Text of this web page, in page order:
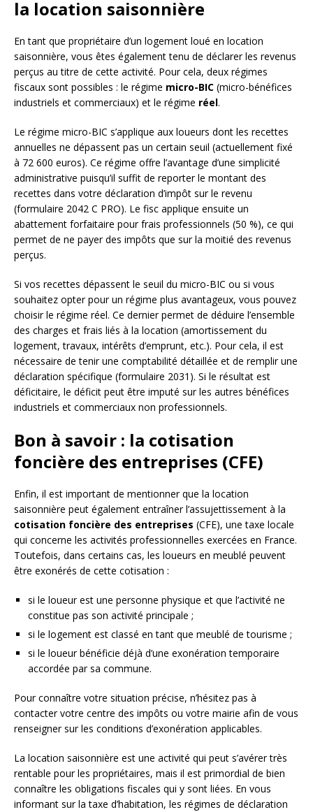
la location saisonnière
En tant que propriétaire d’un logement loué en location
saisonnière, vous êtes également tenu de déclarer les revenus
perçus au titre de cette activité. Pour cela, deux régimes
fiscaux sont possibles : le régime micro-BIC (micro-bénéfices
industriels et commerciaux) et le régime réel.
Le régime micro-BIC s’applique aux loueurs dont les recettes
annuelles ne dépassent pas un certain seuil (actuellement fixé
à 72 600 euros). Ce régime offre l’avantage d’une simplicité
administrative puisqu’il suffit de reporter le montant des
recettes dans votre déclaration d’impôt sur le revenu
(formulaire 2042 C PRO). Le fisc applique ensuite un
abattement forfaitaire pour frais professionnels (50 %), ce qui
permet de ne payer des impôts que sur la moitié des revenus
perçus.
Si vos recettes dépassent le seuil du micro-BIC ou si vous
souhaitez opter pour un régime plus avantageux, vous pouvez
choisir le régime réel. Ce dernier permet de déduire l’ensemble
des charges et frais liés à la location (amortissement du
logement, travaux, intérêts d’emprunt, etc.). Pour cela, il est
nécessaire de tenir une comptabilité détaillée et de remplir une
déclaration spécifique (formulaire 2031). Si le résultat est
déficitaire, le déficit peut être imputé sur les autres bénéfices
industriels et commerciaux non professionnels.
Bon à savoir : la cotisation
foncière des entreprises (CFE)
Enfin, il est important de mentionner que la location
saisonnière peut également entraîner l’assujettissement à la
cotisation foncière des entreprises (CFE), une taxe locale
qui concerne les activités professionnelles exercées en France.
Toutefois, dans certains cas, les loueurs en meublé peuvent
être exonérés de cette cotisation :
si le loueur est une personne physique et que l’activité ne
constitue pas son activité principale ;
si le logement est classé en tant que meublé de tourisme ;
si le loueur bénéficie déjà d’une exonération temporaire
accordée par sa commune.
Pour connaître votre situation précise, n’hésitez pas à
contacter votre centre des impôts ou votre mairie afin de vous
renseigner sur les conditions d’exonération applicables.
La location saisonnière est une activité qui peut s’avérer très
rentable pour les propriétaires, mais il est primordial de bien
connaître les obligations fiscales qui y sont liées. En vous
informant sur la taxe d’habitation, les régimes de déclaration